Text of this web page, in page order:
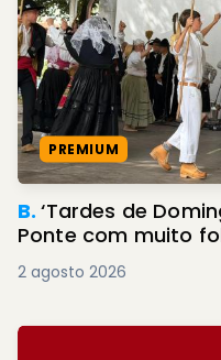
PREMIUM
B.‘Tardes de
Ponte com muito
2 agosto 2026